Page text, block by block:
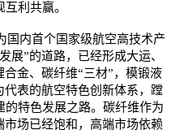
利共赢。
国内首个国家级航空高技术产
展”的道路，已经形成大运、
金、碳纤维“三材”，模锻液
代表的航空特色创新体系，蹚
特色发展之路。碳纤维作为
场已经饱和，高端市场依赖